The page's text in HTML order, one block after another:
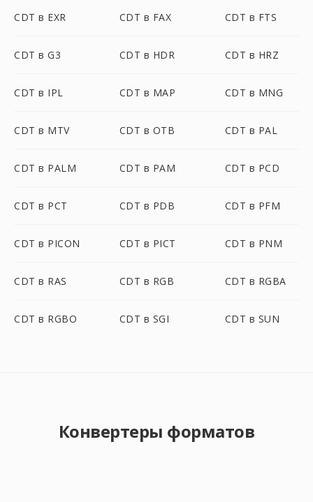
CDT в EXR CDT в FAX CDT в FTS
CDT в G3 CDT в HDR CDT в HRZ
CDT в IPL CDT в MAP CDT в MNG
CDT в MTV CDT в OTB CDT в PAL
CDT в PALM CDT в PAM CDT в PCD
CDT в PCT CDT в PDB CDT в PFM
CDT в PICON CDT в PICT CDT в PNM
CDT в RAS CDT в RGB CDT в RGBA
CDT в RGBO CDT в SGI CDT в SUN
Конвертеры форматов